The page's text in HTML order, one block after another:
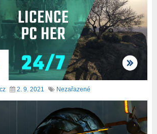
2. 9. 2021 Nezařazené